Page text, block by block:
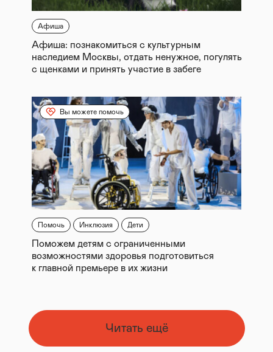
Афиша
Афиша: познакомиться с культурным
наследием Москвы, отдать ненужное, погулять
с щенками и принять участие в забеге
Вы можете помочь
Помочь Инклюзия Дети
Поможем детям с ограниченными
возможностями здоровья подготовиться
к главной премьере в их жизни
Читать ещё